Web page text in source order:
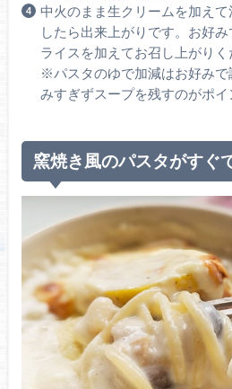
中火のまま生クリームを加え
したら出来上がりです。お好
ライスを加えてお召し上がりく
※パスタのゆで加減はお好み
みすぎずスープを残すのがポイ
窯焼き風のパスタがすぐ